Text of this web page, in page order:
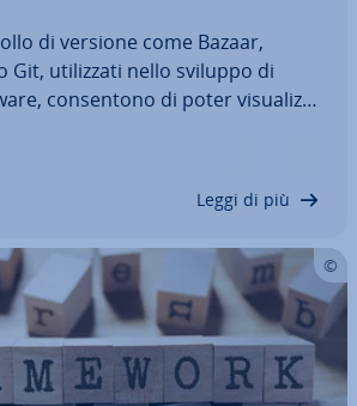
di versione come Bazaar,
Git, uti­liz­za­ti nello sviluppo di
con­sen­to­no di poter vi­sua­liz­
tutto sotto controllo. So­
Leggi di più